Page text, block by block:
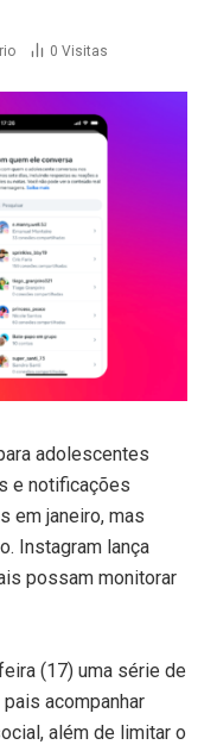
0 Visitas
adolescentes
e notificações
em janeiro, mas
Instagram lança
possam monitorar
(17) uma série de
acompanhar
além de limitar o